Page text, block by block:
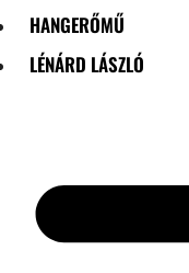
HANGERŐMŰ
LÉNÁRD LÁSZLÓ